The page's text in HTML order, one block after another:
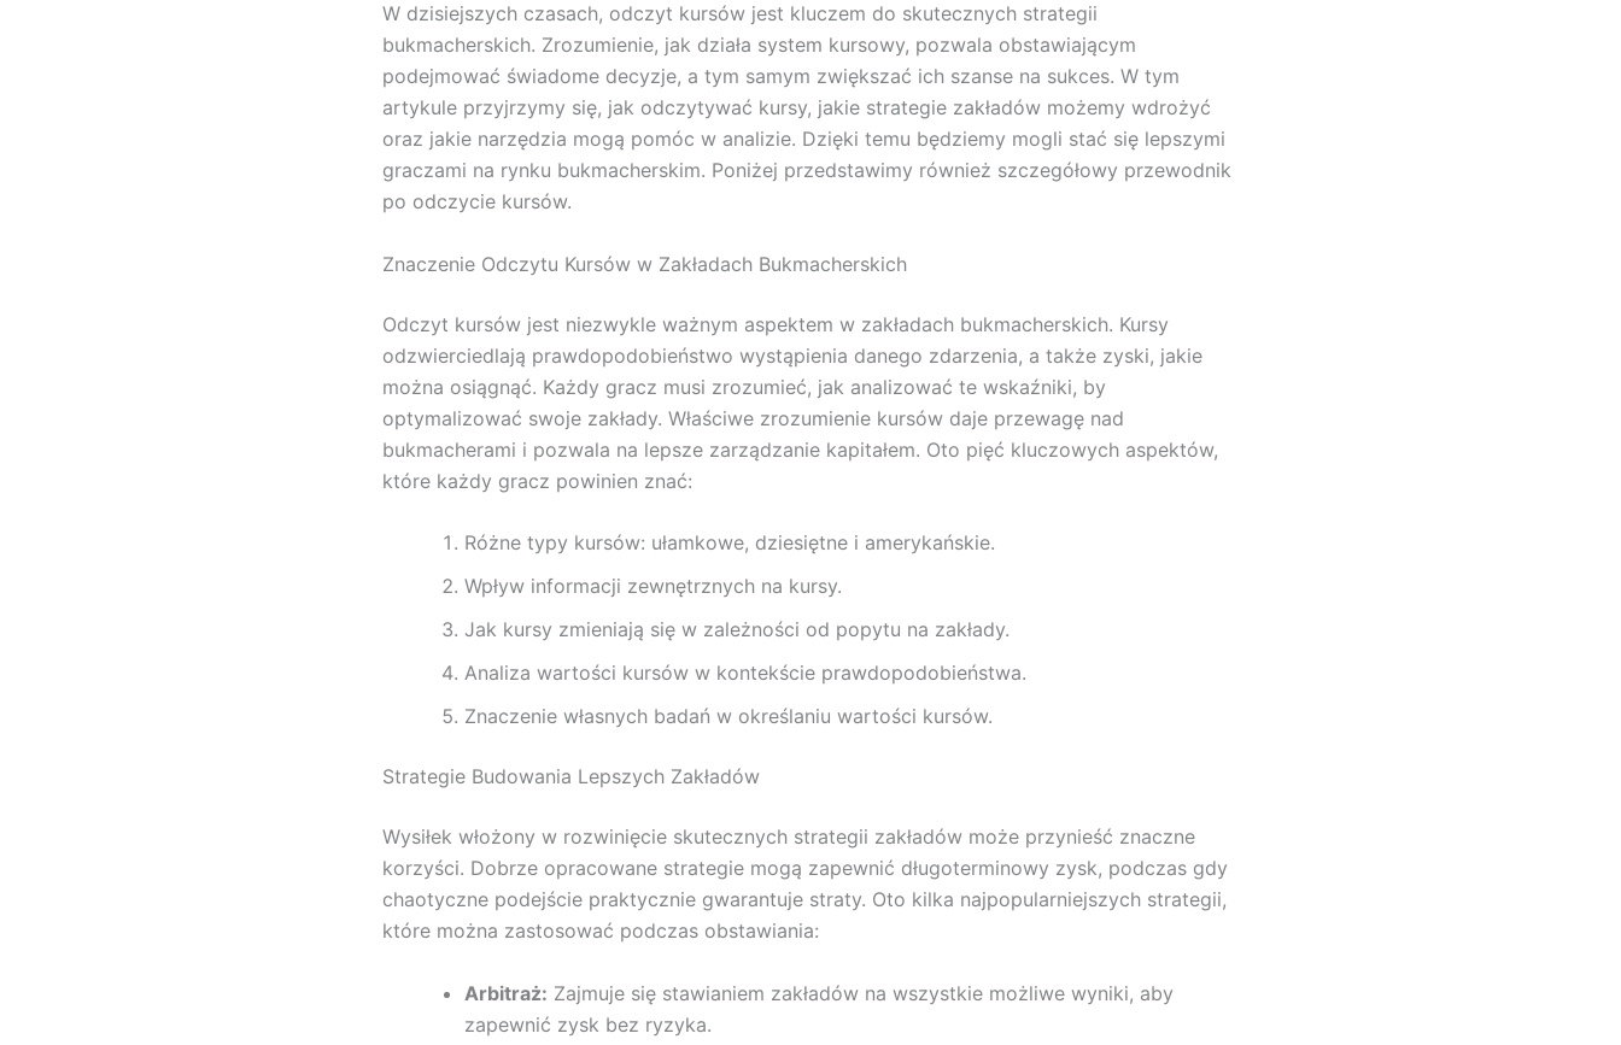
W dzisiejszych czasach, odczyt kursów jest kluczem do skutecznych strategii
bukmacherskich. Zrozumienie, jak działa system kursowy, pozwala obstawiającym
podejmować świadome decyzje, a tym samym zwiększać ich szanse na sukces. W tym
artykule przyjrzymy się, jak odczytywać kursy, jakie strategie zakładów możemy wdrożyć
oraz jakie narzędzia mogą pomóc w analizie. Dzięki temu będziemy mogli stać się lepszymi
graczami na rynku bukmacherskim. Poniżej przedstawimy również szczegółowy przewodnik
po odczycie kursów.
Znaczenie Odczytu Kursów w Zakładach Bukmacherskich
Odczyt kursów jest niezwykle ważnym aspektem w zakładach bukmacherskich. Kursy
odzwierciedlają prawdopodobieństwo wystąpienia danego zdarzenia, a także zyski, jakie
można osiągnąć. Każdy gracz musi zrozumieć, jak analizować te wskaźniki, by
optymalizować swoje zakłady. Właściwe zrozumienie kursów daje przewagę nad
bukmacherami i pozwala na lepsze zarządzanie kapitałem. Oto pięć kluczowych aspektów,
które każdy gracz powinien znać:
Różne typy kursów: ułamkowe, dziesiętne i amerykańskie.
Wpływ informacji zewnętrznych na kursy.
Jak kursy zmieniają się w zależności od popytu na zakłady.
Analiza wartości kursów w kontekście prawdopodobieństwa.
Znaczenie własnych badań w określaniu wartości kursów.
Strategie Budowania Lepszych Zakładów
Wysiłek włożony w rozwinięcie skutecznych strategii zakładów może przynieść znaczne
korzyści. Dobrze opracowane strategie mogą zapewnić długoterminowy zysk, podczas gdy
chaotyczne podejście praktycznie gwarantuje straty. Oto kilka najpopularniejszych strategii,
które można zastosować podczas obstawiania:
Arbitraż: Zajmuje się stawianiem zakładów na wszystkie możliwe wyniki, aby
zapewnić zysk bez ryzyka.